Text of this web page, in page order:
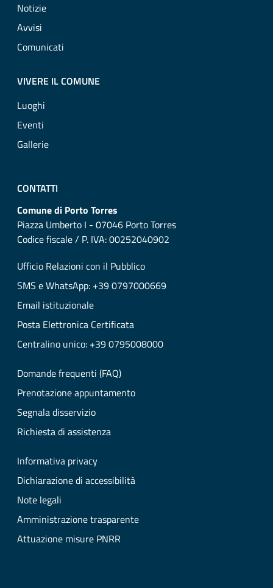
Notizie
Avvisi
Comunicati
VIVERE IL COMUNE
Luoghi
Eventi
Gallerie
CONTATTI
Comune di Porto Torres
Piazza Umberto I - 07046 Porto Torres
Codice fiscale / P. IVA: 00252040902
Ufficio Relazioni con il Pubblico
SMS e WhatsApp: +39 0797000669
Email istituzionale
Posta Elettronica Certificata
Centralino unico: +39 0795008000
Domande frequenti (FAQ)
Prenotazione appuntamento
Segnala disservizio
Richiesta di assistenza
Informativa privacy
Dichiarazione di accessibilità
Note legali
Amministrazione trasparente
Attuazione misure PNRR